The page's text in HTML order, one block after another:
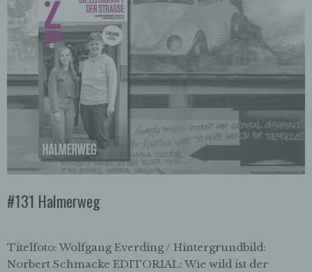
#131 Halmerweg
Titelfoto: Wolfgang Everding / Hintergrundbild:
Norbert Schmacke EDITORIAL: Wie wild ist der